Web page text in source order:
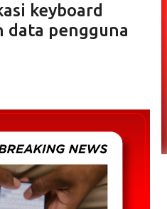
keyboard
data pengguna